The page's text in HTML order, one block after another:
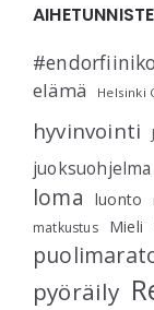
elämä Helsinki
hyvinvointi
juoksuohjelma
loma
luonto
matkustus Mieli
pyöräily